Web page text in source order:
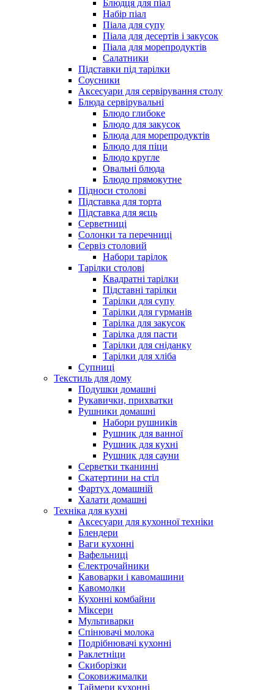
Блюдця для піал
Набір піал
Піала для супу
Піала для десертів і закусок
Піала для морепродуктів
Салатники
Підставки під тарілки
Соусники
Аксесуари для сервірування столу
Блюда сервірувальні
Блюдо глибоке
Блюдо для закусок
Блюда для морепродуктів
Блюдо для піци
Блюдо кругле
Овальні блюда
Блюдо прямокутне
Підноси столові
Підставка для торта
Підставка для яєць
Серветниці
Солонки та перечниці
Сервіз столовий
Набори тарілок
Тарілки столові
Квадратні тарілки
Підставні тарілки
Тарілки для супу
Тарілки для гурманів
Тарілка для закусок
Тарілка для пасти
Тарілки для сніданку
Тарілки для хліба
Супниці
Текстиль для дому
Подушки домашні
Рукавички, прихватки
Рушники домашні
Набори рушників
Рушник для ванної
Рушник для кухні
Рушник для сауни
Серветки тканинні
Скатертини на стіл
Фартух домашній
Халати домашні
Техніка для кухні
Аксесуари для кухонної техніки
Блендери
Ваги кухонні
Вафельниці
Єлектрочайники
Кавоварки і кавомашини
Кавомолки
Кухонні комбайни
Міксери
Мультиварки
Спінювачі молока
Подрібнювачі кухонні
Раклетніци
Скиборізки
Соковижималки
Таймери кухонні